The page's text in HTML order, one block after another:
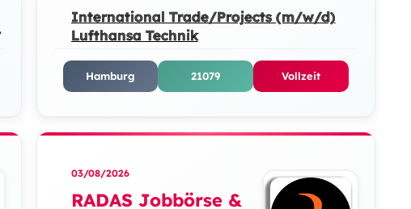
International Trade/Projects (m/w/d)
Lufthansa Technik
Hamburg 21079 Vollzeit
03/08/2026
RADAS Jobbörse &